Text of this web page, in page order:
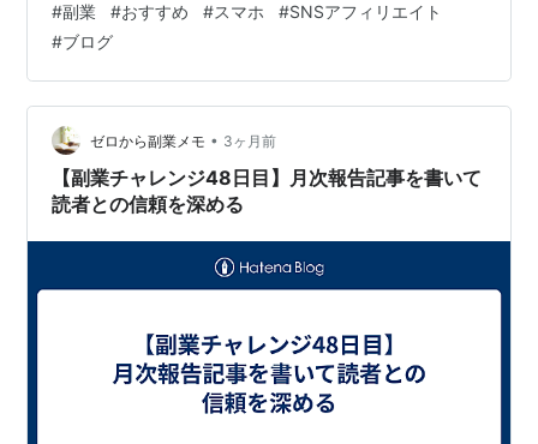
出しの骨格を素早く作れます。ゼロから考えるより圧倒
的に速いです。 ② タイトルのアイデア出し 「このテー
マで検索されやすいタイトルを10個考えて」とAIに依頼
します。その中から一番クリックしたくなるものを選ん
で使います。 ③ 文章の言い回しを改善する 「この文章
をもっとわかりやすく書き…
#副業 #おすすめ #スマホ #SNSアフィリエイト
#ブログ
ゼロから副業メモ • 3ヶ月前
【副業チャレンジ48日目】月次報告記事を書いて
読者との信頼を深める